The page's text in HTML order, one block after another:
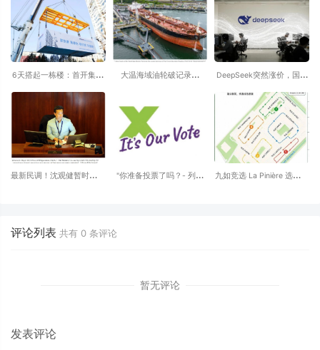
6天搭起一栋楼：首开集团
大温海域油轮破记录，
Delta！
DeepSeek突然涨价，国产
最新民调！沈观健暂时领跑
"你准备投票了吗？- 列治
九如竞选 La Pinière 选区省
评论列表 共有 0 条评论
暂无评论
发表评论